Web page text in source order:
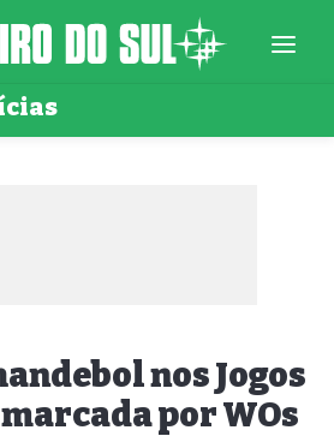
nos Jogos
por WOs